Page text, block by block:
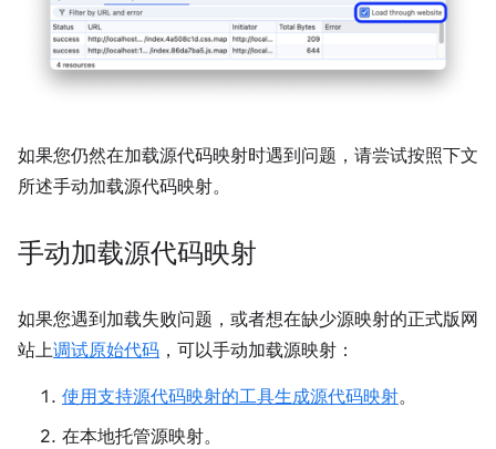
如果您仍然在加载源代码映射时遇到问题，请尝试按照下文
所述手动加载源代码映射。
手动加载源代码映射
如果您遇到加载失败问题，或者想在缺少源映射的正式版网
站上调试原始代码 ，可以手动加载源映射：
使用支持源代码映射的工具生成源代码映射。
在本地托管源映射。